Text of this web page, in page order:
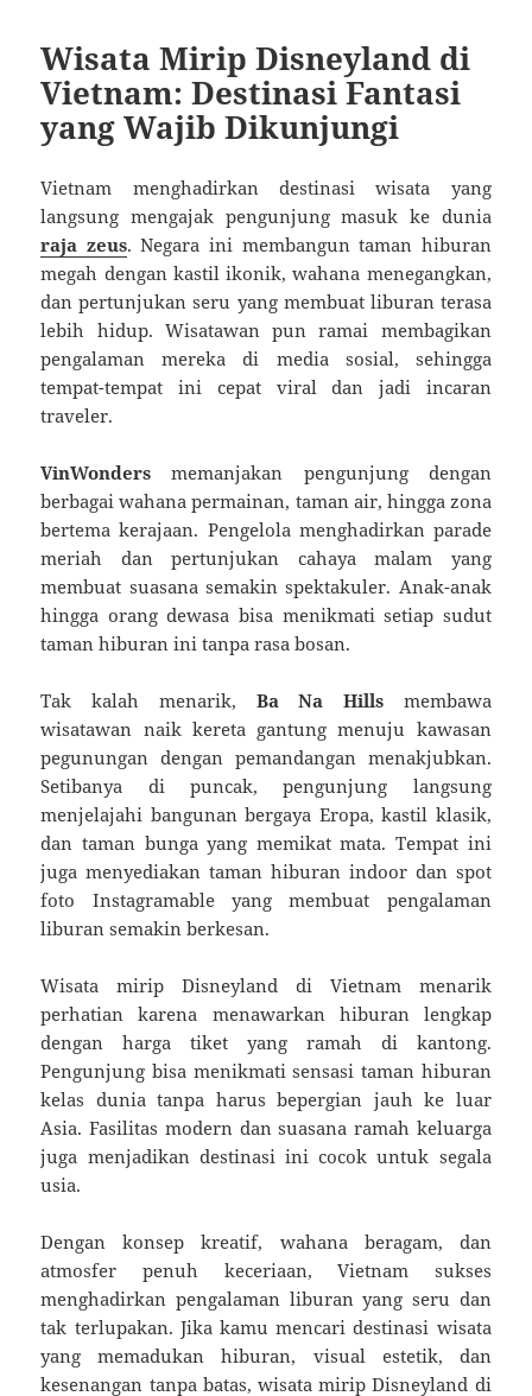
Wisata Mirip Disneyland di
Vietnam: Destinasi Fantasi
yang Wajib Dikunjungi
Vietnam menghadirkan destinasi wisata yang
langsung mengajak pengunjung masuk ke dunia
raja zeus. Negara ini membangun taman hiburan
megah dengan kastil ikonik, wahana menegangkan,
dan pertunjukan seru yang membuat liburan terasa
lebih hidup. Wisatawan pun ramai membagikan
pengalaman mereka di media sosial, sehingga
tempat-tempat ini cepat viral dan jadi incaran
traveler.
VinWonders memanjakan pengunjung dengan
berbagai wahana permainan, taman air, hingga zona
bertema kerajaan. Pengelola menghadirkan parade
meriah dan pertunjukan cahaya malam yang
membuat suasana semakin spektakuler. Anak-anak
hingga orang dewasa bisa menikmati setiap sudut
taman hiburan ini tanpa rasa bosan.
Tak kalah menarik, Ba Na Hillsmembawa
wisatawan naik kereta gantung menuju kawasan
pegunungan dengan pemandangan menakjubkan.
Setibanya di puncak, pengunjung langsung
menjelajahi bangunan bergaya Eropa, kastil klasik,
dan taman bunga yang memikat mata. Tempat ini
juga menyediakan taman hiburan indoor dan spot
foto Instagramable yang membuat pengalaman
liburan semakin berkesan.
Wisata mirip Disneyland di Vietnam menarik
perhatian karena menawarkan hiburan lengkap
dengan harga tiket yang ramah di kantong.
Pengunjung bisa menikmati sensasi taman hiburan
kelas dunia tanpa harus bepergian jauh ke luar
Asia. Fasilitas modern dan suasana ramah keluarga
juga menjadikan destinasi ini cocok untuk segala
usia.
Dengan konsep kreatif, wahana beragam, dan
atmosfer penuh keceriaan, Vietnam sukses
menghadirkan pengalaman liburan yang seru dan
tak terlupakan. Jika kamu mencari destinasi wisata
yang memadukan hiburan, visual estetik, dan
kesenangan tanpa batas, wisata mirip Disneyland di